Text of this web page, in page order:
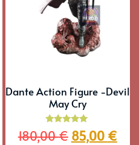
Dante Action Figure -Devil
May Cry
Valutato
5.00
180,00€ 85,00 €